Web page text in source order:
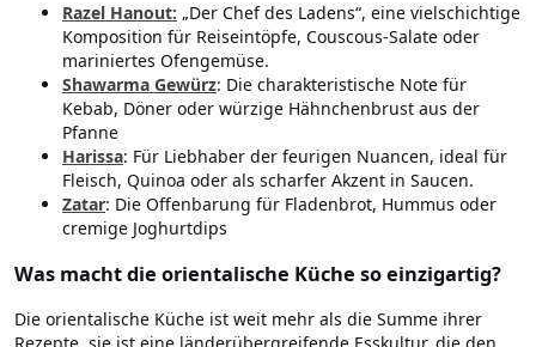
Razel Hanout: „Der Chef des Ladens“, eine vielschichtige
Komposition für Reiseintöpfe, Couscous-Salate oder
mariniertes Ofengemüse.
Shawarma Gewürz: Die charakteristische Note für
Kebab, Döner oder würzige Hähnchenbrust aus der
Pfanne
Harissa: Für Liebhaber der feurigen Nuancen, ideal für
Fleisch, Quinoa oder als scharfer Akzent in Saucen.
Zatar: Die Offenbarung für Fladenbrot, Hummus oder
cremige Joghurtdips
Was macht die orientalische Küche so einzigartig?
Die orientalische Küche ist weit mehr als die Summe ihrer